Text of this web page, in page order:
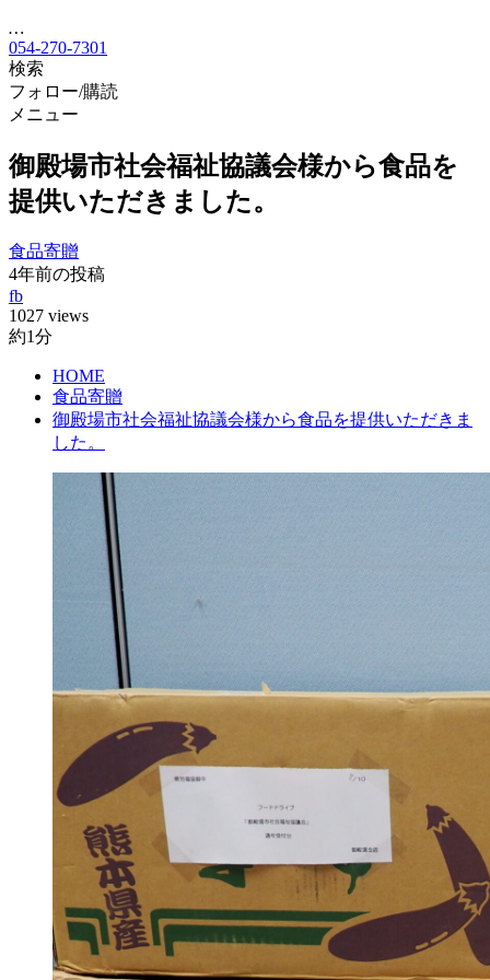
…
054-270-7301
検索
フォロー/購読
メニュー
御殿場市社会福祉協議会様から食品を
提供いただきました。
食品寄贈
4年前の投稿
fb
1027 views
約1分
HOME
食品寄贈
御殿場市社会福祉協議会様から食品を提供いただきま
した。